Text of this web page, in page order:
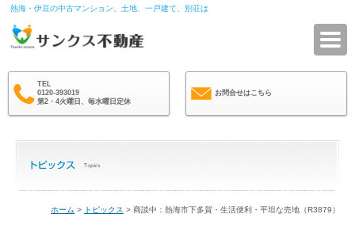
熱海・伊豆の中古マンション、土地、一戸建て、別荘は
TEL
0120-393019
第2・4火曜日、毎水曜日定休
お問合せはこちら
ホーム > トピックス > 商談中：熱海市下多賀・生活便利・平坦な売地（R3879）